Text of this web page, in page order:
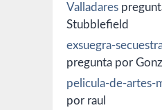
Valladares
Stubblefield
exsuegra-
pregunta por
pelicula-de-artes-
por raul